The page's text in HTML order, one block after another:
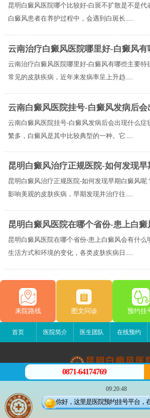
昆明白癜风医院哪个比较好-白斑不扩散是不是代
白癜风患者在养护过程中，会遇到白斑长.....
云南治疗白癜风医院哪里好-白癜风有
云南治疗白癜风医院哪里好-白癜风有哪些主要特
常见的皮肤疾病，近年来发病率呈上升趋.....
云南白癜风医院挂号-白癜风发病后会
云南白癜风医院挂号-白癜风发病后会出现什么症
繁多，白癜风是其中比较典型的一种。它.....
昆明白癜风治疗正规医院-如何发现
昆明白癜风治疗正规医院-如何发现早期白癜风呢
影响美观的皮肤疾病，早期发现并治疗往.....
昆明白癜风医院在哪个省份-患上白
昆明白癜风医院在哪个省份-患上白癜风会有什么
生活方式和环境的变化，各类皮肤疾病日.....
来院路线 图文问诊 预约挂
首页 医院简介 医生团队 在线预约
昆明白癜风医院
昆明市五华区护国路2号
版权所有：昆明白癜风医院
联系电话：0871-64174769
0871-64174769
09:20:48
你好，这里是医院预约挂号平台，